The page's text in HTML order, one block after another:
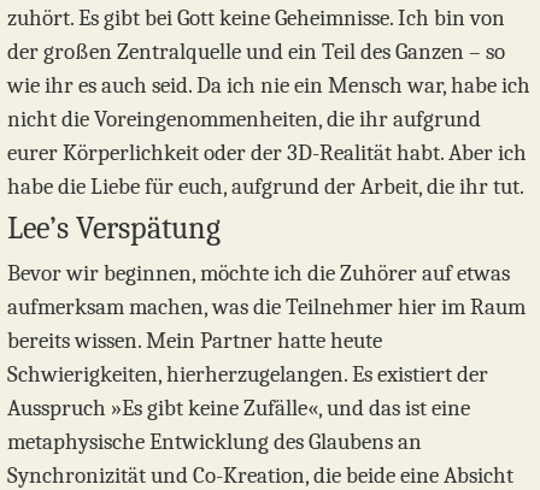
zuhört. Es gibt bei Gott keine Geheimnisse. Ich bin von
der großen Zentralquelle und ein Teil des Ganzen – so
wie ihr es auch seid. Da ich nie ein Mensch war, habe ich
nicht die Voreingenommenheiten, die ihr aufgrund
eurer Körperlichkeit oder der 3D-Realität habt. Aber ich
habe die Liebe für euch, aufgrund der Arbeit, die ihr tut.
Lee’s Verspätung
Bevor wir beginnen, möchte ich die Zuhörer auf etwas
aufmerksam machen, was die Teilnehmer hier im Raum
bereits wissen. Mein Partner hatte heute
Schwierigkeiten, hierherzugelangen. Es existiert der
Ausspruch »Es gibt keine Zufälle«, und das ist eine
metaphysische Entwicklung des Glaubens an
Synchronizität und Co-Kreation, die beide eine Absicht